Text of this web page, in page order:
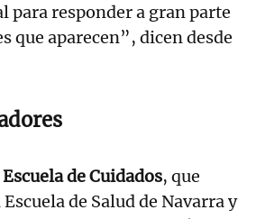
para responder a gran parte
que aparecen”, dicen desde
Escuela de Cuidados, que
de Salud de Navarra y